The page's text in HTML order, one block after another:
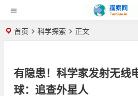
首页 科学探索 正文
有隐患！科学家发射无线
球：追查外星人